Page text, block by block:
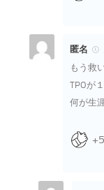
匿名
もう救
TPOが
何が生